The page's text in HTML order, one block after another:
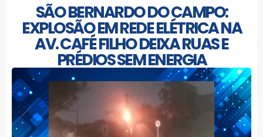
SÃO BERNARDO DO CAMPO:
EXPLOSÃO EM REDE ELÉTRICA NA
AV. CAFÉ FILHO DEIXA RUAS E
PRÉDIOS SEM ENERGIA